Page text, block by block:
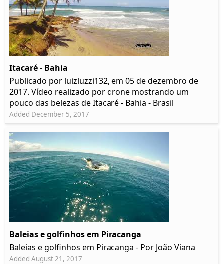
Itacaré - Bahia
Publicado por luizluzzi132, em 05 de dezembro de
2017. Vídeo realizado por drone mostrando um
pouco das belezas de Itacaré - Bahia - Brasil
Added December 5, 2017
Baleias e golfinhos em Piracanga
Baleias e golfinhos em Piracanga - Por João Viana
Added August 21, 2017